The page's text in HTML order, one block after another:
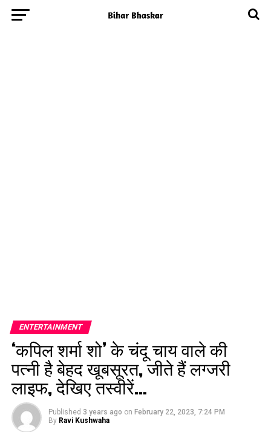
ENTERTAINMENT
‘कपिल शर्मा शो’ के चंदू चाय वाले की
पत्नी है बेहद खूबसूरत, जीते हैं लग्जरी
लाइफ, देखिए तस्वीरें…
Published 3 years ago on February 22, 2023, 7:24 PM
By Ravi Kushwaha